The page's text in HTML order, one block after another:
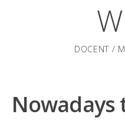
DOCENT /
Nowadays